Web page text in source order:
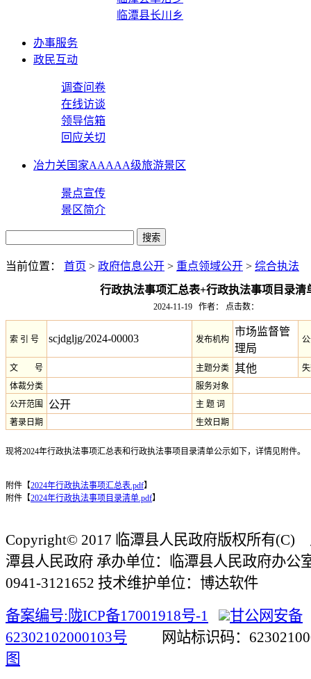
临潭县长川乡
办事服务
政民互动
调查问卷
在线访谈
领导信箱
回应关切
冶力关国家AAAAA级旅游景区
景点宣传
景区简介
当前位置： 首页 > 政府信息公开 > 重点领域公开 > 综合执法
行政执法事项汇总表+行政执法事项目录清
2024-11-19 作者： 点击数：
索 引 号 scjdgljg/2024-00003 发布机构
市场监督管
理局
文 号 主题分类 其他
体裁分类
服务对象
公开范围
公开
主 题 词
著录日期
生效日期
现将2024年行政执法事项汇总表和行政执法事项目录清单公示如下，详情见附件。
附件【2024年行政执法事项汇总表.pdf】
附件【2024年行政执法事项目录清单.pdf】
Copyright© 2017 临潭县人民政府版权所有(C)
潭县人民政府 承办单位：临潭县人民政府办
0941-3121652 技术维护单位：博达软件
备案编号:陇ICP备17001918号-1
甘公网安备
62302102000103号 网站标识码：
图